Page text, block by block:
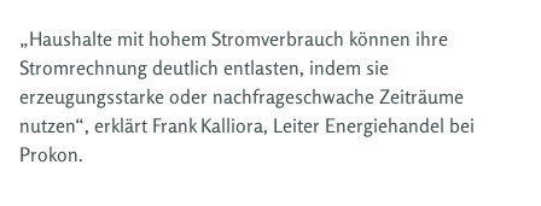
„Haushalte mit hohem Stromverbrauch können ihre
Stromrechnung deutlich entlasten, indem sie
erzeugungsstarke oder nachfrageschwache Zeiträume
nutzen“, erklärt Frank Kalliora, Leiter Energiehandel bei
Prokon.